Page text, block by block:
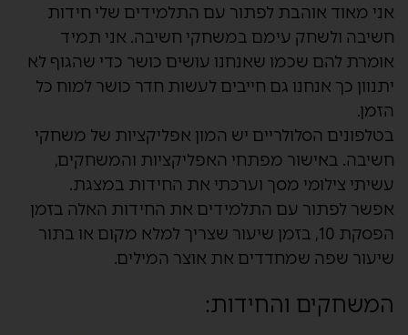
אני מאוד אוהבת לפתור עם התלמידים שלי חידות
חשיבה ולשחק עימם במשחקי חשיבה. אני תמיד
אומרת להם שכמו שאנחנו עושים כושר כדי שהגוף לא
יתנוון כך אנחנו גם חייבים לעשות חדר כושר למוח כל
הזמן.
בטלפונים הסלולריים יש המון אפליקציות של משחקי
חשיבה. באישור מפתחי האפליקציות והמשחקים,
עשיתי צילומי מסך וערכתי את החידות במצגת.
אפשר לפתור עם התלמידים את החידות האלה בזמן
הפסקת 10, בזמן שיעור שצריך למלא מקום או בתור
שיעור שפה שמחדדים את אוצר המילים.
המשחקים והחידות: